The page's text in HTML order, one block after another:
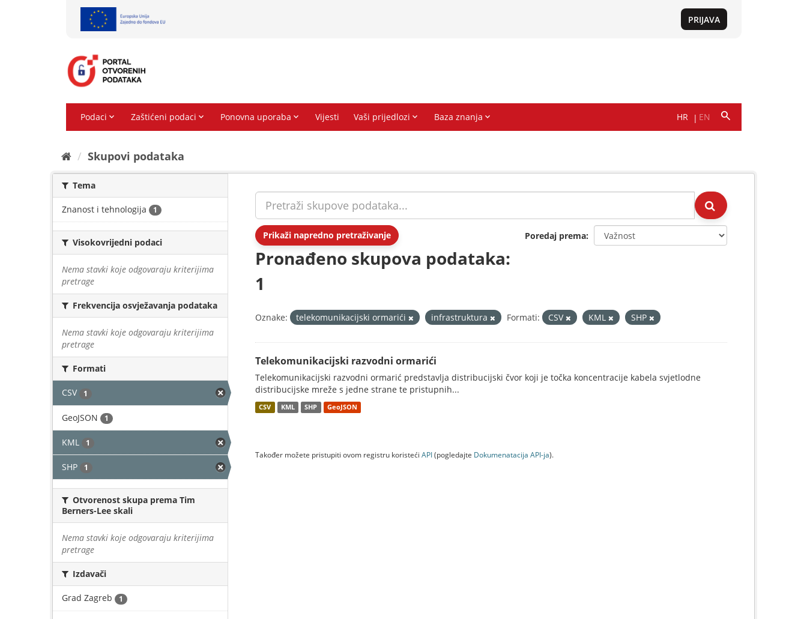
Skupovi podаtаkа
Tema
Znanost i tehnologija 1
Visokovrijedni podaci
Nema stavki koje odgovaraju kriterijima
pretrage
Frekvencija osvježavanja podataka
Nema stavki koje odgovaraju kriterijima
pretrage
Formati
CSV 1
GeoJSON 1
KML 1
SHP 1
Otvorenost skupa prema Tim
Berners-Lee skali
Nema stavki koje odgovaraju kriterijima
pretrage
Izdavači
Grad Zagreb 1
Prikaži napredno pretraživanje Poredaj prema
Pronađeno skupova podataka:
1
Oznake: telekomunikacijski ormarići infrastruktura Formati: CSV KML SHP
Telekomunikacijski razvodni ormarići
Telekomunikacijski razvodni ormarić predstavlja distribucijski čvor koji je točka koncentracije kabela svjetlodne
distribucijske mreže s jedne strane te pristupnih...
CSV KML SHP GeoJSON
Također možete pristupiti ovom registru koristeći API(pogledajte Dokumenаtаcijа API-jа).